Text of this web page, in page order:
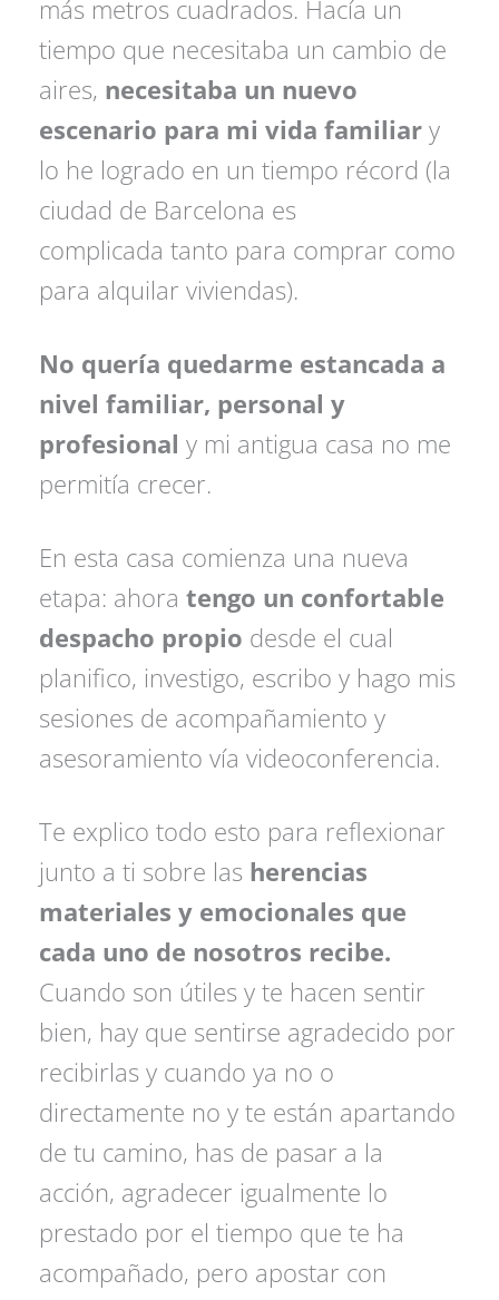
más metros cuadrados. Hacía un
tiempo que necesitaba un cambio de
aires, necesitaba un nuevo
escenario para mi vida familiar y
lo he logrado en un tiempo récord (la
ciudad de Barcelona es
complicada tanto para comprar como
para alquilar viviendas).
No quería quedarme estancada a
nivel familiar, personal y
profesional y mi antigua casa no me
permitía crecer.
En esta casa comienza una nueva
etapa: ahoratengo un confortable
despacho propio desde el cual
planifico, investigo, escribo y hago mis
sesiones de acompañamiento y
asesoramiento vía videoconferencia.
Te explico todo esto para reflexionar
junto a ti sobre las herencias
materiales y emocionales que
cada uno de nosotros recibe.
Cuando son útiles y te hacen sentir
bien, hay que sentirse agradecido por
recibirlas y cuando ya no o
directamente no y te están apartando
de tu camino, has de pasar a la
acción, agradecer igualmente lo
prestado por el tiempo que te ha
acompañado, pero apostar con